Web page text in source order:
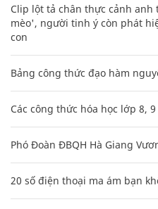
Clip lột tả chân thực cảnh
mèo', người tinh ý còn phát
con
Bảng công thức đạo hàm
Các công thức hóa học lớp 8,
Phó Đoàn ĐBQH Hà Giang
20 số điện thoại ma ám bạn